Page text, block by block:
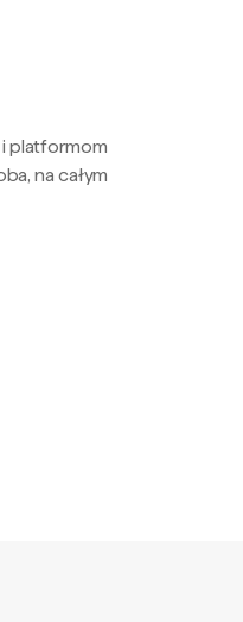
i platformom
na całym